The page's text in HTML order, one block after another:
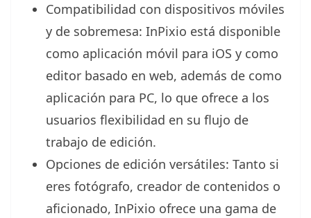
Compatibilidad con dispositivos móviles
y de sobremesa: InPixio está disponible
como aplicación móvil para iOS y como
editor basado en web, además de como
aplicación para PC, lo que ofrece a los
usuarios flexibilidad en su flujo de
trabajo de edición.
Opciones de edición versátiles: Tanto si
eres fotógrafo, creador de contenidos o
aficionado, InPixio ofrece una gama de